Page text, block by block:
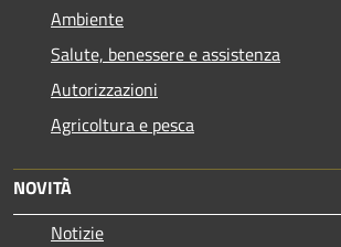
Ambiente
Salute, benessere e assistenza
Autorizzazioni
Agricoltura e pesca
NOVITÀ
Notizie